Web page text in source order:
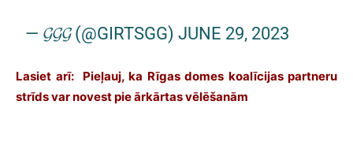
— 𝓖𝓖𝓖 (@GIRTSGG)JUNE 29, 2023
Lasiet arī:
Pieļauj, ka Rīgas domes koalīcijas partneru
strīds var novest pie ārkārtas vēlēšanām